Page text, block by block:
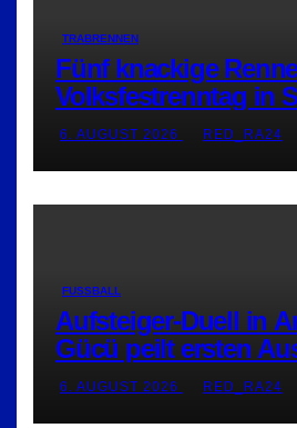
TRABRENNEN
Fünf knackige
Volksfestrenntag in
6. AUGUST 2026 RED_RA24
FUSSBALL
Aufsteiger-Duell in
Gücü peilt ersten
6. AUGUST 2026 RED_RA24